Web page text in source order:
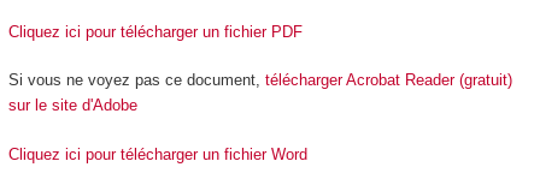
Cliquez ici pour télécharger un fichier PDF
Si vous ne voyez pas ce document, télécharger Acrobat Reader (gratuit)
sur le site d'Adobe
Cliquez ici pour télécharger un fichier Word